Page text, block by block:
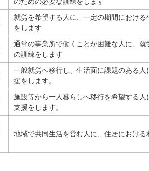
就労を希望する人に、一定の期間におけ
をします
通常の事業所で働くことが困難な人に、
の訓練をします
一般就労へ移行し、生活面に課題のある
援をします。
施設等から一人暮らしへ移行を希望する
支援をします。
地域で共同生活を営む人に、住居におけ